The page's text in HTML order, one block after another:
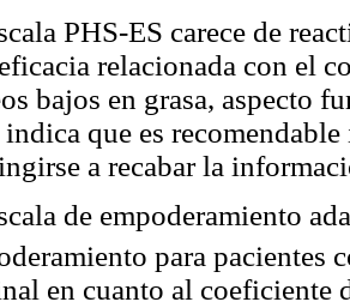
PHS-ES carece de
relacionada con el
bajos en grasa, aspecto
que es
a recabar la
de empoderamiento
para pacientes
en cuanto al